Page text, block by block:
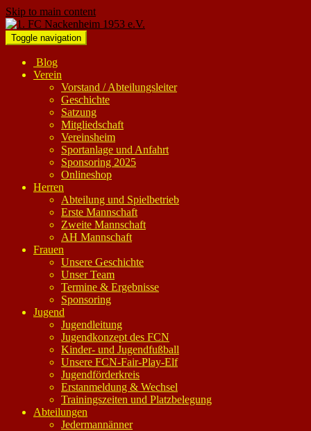
Skip to main content
Toggle navigation
Blog
Verein
Vorstand / Abteilungsleiter
Geschichte
Satzung
Mitgliedschaft
Vereinsheim
Sportanlage und Anfahrt
Sponsoring 2025
Onlineshop
Herren
Abteilung und Spielbetrieb
Erste Mannschaft
Zweite Mannschaft
AH Mannschaft
Frauen
Unsere Geschichte
Unser Team
Termine & Ergebnisse
Sponsoring
Jugend
Jugendleitung
Jugendkonzept des FCN
Kinder- und Jugendfußball
Unsere FCN-Fair-Play-Elf
Jugendförderkreis
Erstanmeldung & Wechsel
Trainingszeiten und Platzbelegung
Abteilungen
Jedermannänner